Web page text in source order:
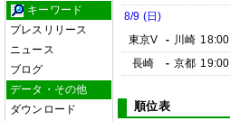
キーワード
プレスリリース
ニュース
ブログ
データ・その他
ダウンロード
8/9 (日)
東京V
- 川崎 18:00
長崎
- 京都 19:00
順位表